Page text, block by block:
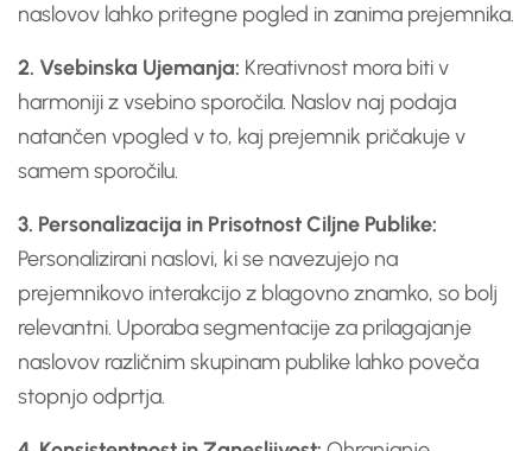
naslovov lahko pritegne pogled in zanima prejemnika.
2. Vsebinska Ujemanja: Kreativnost mora biti v
harmoniji z vsebino sporočila. Naslov naj podaja
natančen vpogled v to, kaj prejemnik pričakuje v
samem sporočilu.
3. Personalizacija in Prisotnost Ciljne Publike:
Personalizirani naslovi, ki se navezujejo na
prejemnikovo interakcijo z blagovno znamko, so bolj
relevantni. Uporaba segmentacije za prilagajanje
naslovov različnim skupinam publike lahko poveča
stopnjo odprtja.